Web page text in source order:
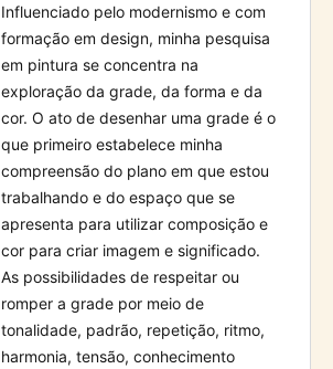
Influenciado pelo modernismo e com
formação em design, minha pesquisa
em pintura se concentra na
exploração da grade, da forma e da
cor. O ato de desenhar uma grade é o
que primeiro estabelece minha
compreensão do plano em que estou
trabalhando e do espaço que se
apresenta para utilizar composição e
cor para criar imagem e significado.
As possibilidades de respeitar ou
romper a grade por meio de
tonalidade, padrão, repetição, ritmo,
harmonia, tensão, conhecimento